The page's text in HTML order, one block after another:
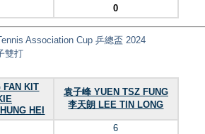
0
Association Cup 乒總盃 2024
雙打
FAN KIT
HEI
袁子峰 YUEN TSZ FUNG
李天朗 LEE TIN LONG
6